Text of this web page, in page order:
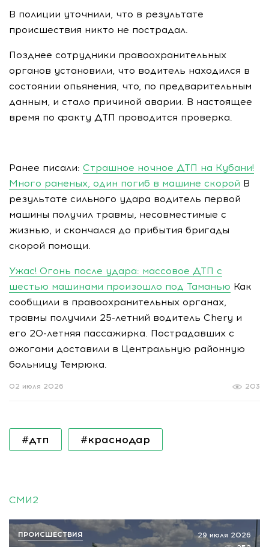
В полиции уточнили, что в результате
происшествия никто не пострадал.
Позднее сотрудники правоохранительных
органов установили, что водитель находился в
состоянии опьянения, что, по предварительным
данным, и стало причиной аварии. В настоящее
время по факту ДТП проводится проверка.
Ранее писали: Страшное ночное ДТП на Кубани!
Много раненых, один погиб в машине скорой В
результате сильного удара водитель первой
машины получил травмы, несовместимые с
жизнью, и скончался до прибытия бригады
скорой помощи.
Ужас! Огонь после удара: массовое ДТП с
шестью машинами произошло под Таманью Как
сообщили в правоохранительных органах,
травмы получили 25-летний водитель Chery и
его 20-летняя пассажирка. Пострадавших с
ожогами доставили в Центральную районную
больницу Темрюка.
203
02 июля 2026
#дтп #краснодар
СМИ2
29 июля 2026
ПРОИСШЕСТВИЯ